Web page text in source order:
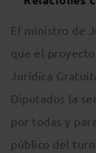
El ministro de
que el
Jurídica
Diputados la
por todas y
público del